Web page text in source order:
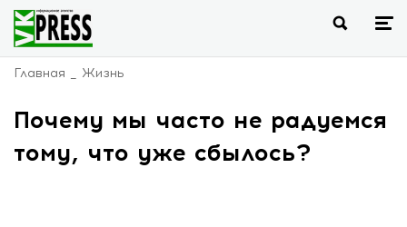
Главная Жизнь
Почему мы часто не радуемся
тому, что уже сбылось?